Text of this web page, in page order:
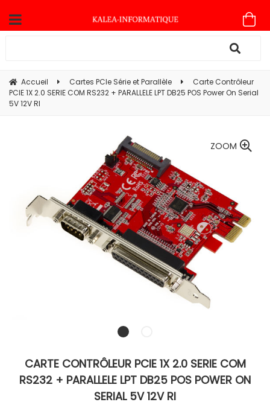
Accueil Cartes PCIe Série et Parallèle
Carte Contrôleur
PCIE 1X 2.0 SERIE COM RS232 + PARALLELE LPT DB25 POS Power On Serial
5V 12V RI
ZOOM
CARTE CONTRÔLEUR PCIE 1X 2.0 SERIE COM
RS232 + PARALLELE LPT DB25 POS POWER ON
SERIAL 5V 12V RI